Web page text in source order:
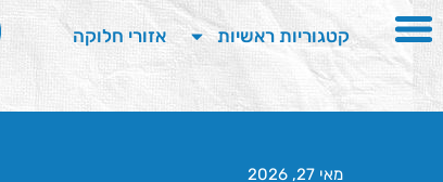
קטגוריות ראשיות אזורי חלוקה
מאי 27, 2026